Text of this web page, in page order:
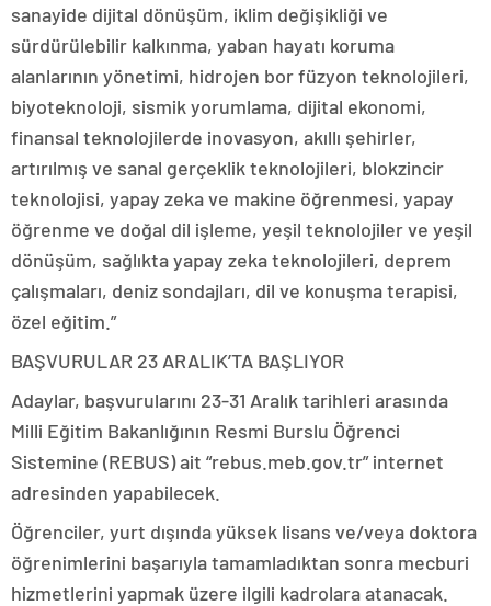
sanayide dijital dönüşüm, iklim değişikliği ve
sürdürülebilir kalkınma, yaban hayatı koruma
alanlarının yönetimi, hidrojen bor füzyon teknolojileri,
biyoteknoloji, sismik yorumlama, dijital ekonomi,
finansal teknolojilerde inovasyon, akıllı şehirler,
artırılmış ve sanal gerçeklik teknolojileri, blokzincir
teknolojisi, yapay zeka ve makine öğrenmesi, yapay
öğrenme ve doğal dil işleme, yeşil teknolojiler ve yeşil
dönüşüm, sağlıkta yapay zeka teknolojileri, deprem
çalışmaları, deniz sondajları, dil ve konuşma terapisi,
özel eğitim.”
BAŞVURULAR 23 ARALIK’TA BAŞLIYOR
Adaylar, başvurularını 23-31 Aralık tarihleri arasında
Milli Eğitim Bakanlığının Resmi Burslu Öğrenci
Sistemine (REBUS) ait “rebus.meb.gov.tr” internet
adresinden yapabilecek.
Öğrenciler, yurt dışında yüksek lisans ve/veya doktora
öğrenimlerini başarıyla tamamladıktan sonra mecburi
hizmetlerini yapmak üzere ilgili kadrolara atanacak.